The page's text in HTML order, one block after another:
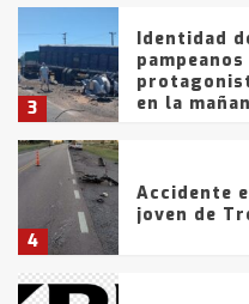
3
Identidad
en la
4
Accidente
joven de